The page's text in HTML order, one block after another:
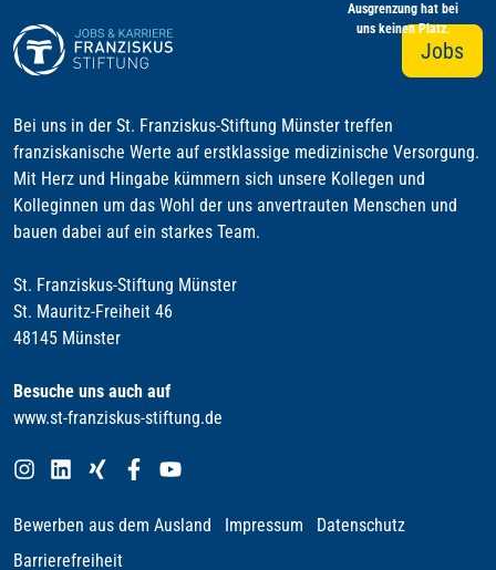
Ausgrenzung hat bei
uns keinen Platz.
Jobs
Bei uns in der St. Franziskus-Stiftung Münster treffen
franziskanische Werte auf erstklassige medizinische Versorgung.
Mit Herz und Hingabe kümmern sich unsere Kollegen und
Kolleginnen um das Wohl der uns anvertrauten Menschen und
bauen dabei auf ein starkes Team.
St. Franziskus-Stiftung Münster
St. Mauritz-Freiheit 46
48145 Münster
Besuche uns auch auf
www.st-franziskus-stiftung.de
Bewerben aus dem Ausland Impressum
Datenschutz
Barrierefreiheit